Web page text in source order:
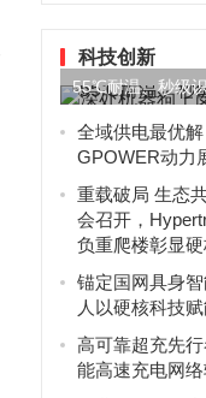
科技创新
55℃耐温、秒级
机器狗上岗国网
全域供电最优
GPOWER动力
重载破局 生态
会召开，
负重爬楼彰显
锚定国网具身
人以硬核科技
高可靠超充先
能高速充电网